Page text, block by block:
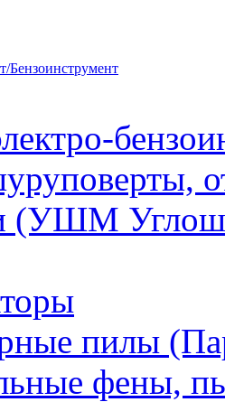
Бензоинструмент
(УШМ
пилы
фены,